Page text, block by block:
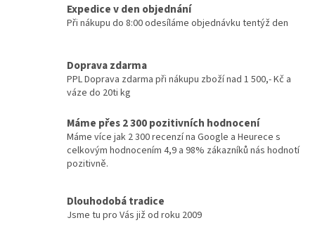
Expedice v den objednání
Při nákupu do 8:00 odesíláme objednávku tentýž den
Doprava zdarma
PPL Doprava zdarma při nákupu zboží nad 1 500,- Kč a
váze do 20ti kg
Máme přes 2 300 pozitivních hodnocení
Máme více jak 2 300 recenzí na Google a Heurece s
celkovým hodnocením 4,9 a 98% zákazníků nás hodnotí
pozitivně.
Dlouhodobá tradice
Jsme tu pro Vás již od roku 2009